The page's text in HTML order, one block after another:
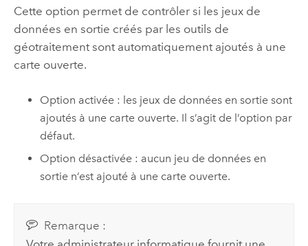
Cette option permet de contrôler si les jeux de
données en sortie créés par les outils de
géotraitement sont automatiquement ajoutés à une
carte ouverte.
Option activée : les jeux de données en sortie sont
ajoutés à une carte ouverte. Il s’agit de l’option par
défaut.
Option désactivée : aucun jeu de données en
sortie n’est ajouté à une carte ouverte.
Remarque :